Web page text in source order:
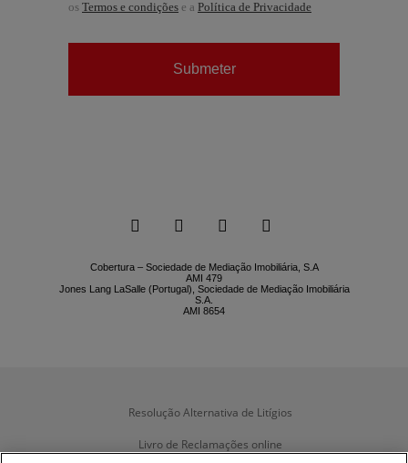
os Termos e condições e a Política de Privacidade
Submeter
Cobertura – Sociedade de Mediação Imobiliária, S.A
AMI 479
Jones Lang LaSalle (Portugal), Sociedade de Mediação Imobiliária
S.A.
AMI 8654
   
Resolução Alternativa de Litígios
Livro de Reclamações online